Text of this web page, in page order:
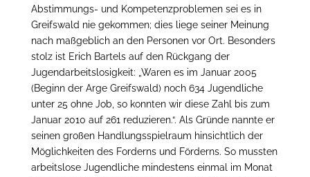
Abstimmungs- und Kompetenzproblemen sei es in
Greifswald nie gekommen; dies liege seiner Meinung
nach maßgeblich an den Personen vor Ort. Besonders
stolz ist Erich Bartels auf den Rückgang der
Jugendarbeitslosigkeit: „Waren es im Januar 2005
(Beginn der Arge Greifswald) noch 634 Jugendliche
unter 25 ohne Job, so konnten wir diese Zahl bis zum
Januar 2010 auf 261 reduzieren.“. Als Gründe nannte er
seinen großen Handlungsspielraum hinsichtlich der
Möglichkeiten des Forderns und Förderns. So mussten
arbeitslose Jugendliche mindestens einmal im Monat